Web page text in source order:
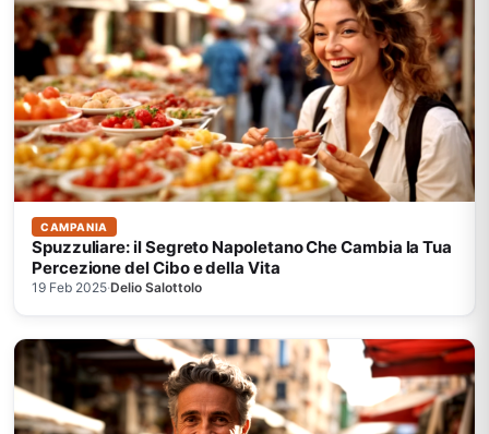
CAMPANIA
Spuzzuliare: il Segreto Napoletano Che Cambia la Tua
Percezione del Cibo e della Vita
19 Feb 2025·Delio Salottolo